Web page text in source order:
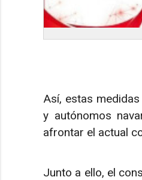
Así, estas
y autónomos
afrontar el actual
Junto a ello, el